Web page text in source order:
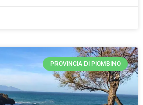
PROVINCIA DI PIOMBINO